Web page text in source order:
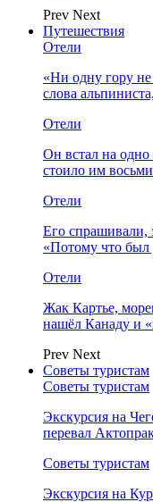
Prev Next
Путешествия
Отели
«Ни одну гору
слова
Отели
Он встал на
стоило им
Отели
Его спрашивали,
«Потому что был
Отели
Жак Картье,
нашёл Канаду и
Prev Next
Советы туристам
Советы туристам
Экскурсия на
перевал
Советы туристам
Экскурсия на